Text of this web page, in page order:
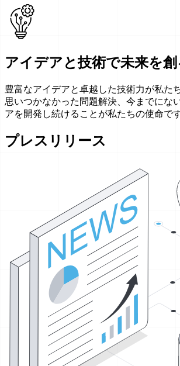
アイデアと技術で未来を創
豊富なアイデアと卓越した技術力が私た
思いつかなかった問題解決、今までにな
アを開発し続けることが私たちの使命です
プレスリリース